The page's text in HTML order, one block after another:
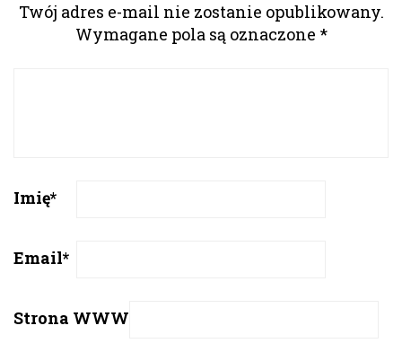
Twój adres e-mail nie zostanie opublikowany.
Wymagane pola są oznaczone *
Imię*
Email*
Strona WWW